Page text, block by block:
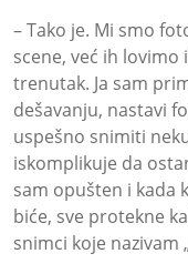
– Tako je. Mi smo
scene, već ih
trenutak. Ja sam
dešavanju, nastavi
uspešno snimiti
iskomplikuje da
sam opušten i kada
biće, sve protekne
snimci koje nazivam